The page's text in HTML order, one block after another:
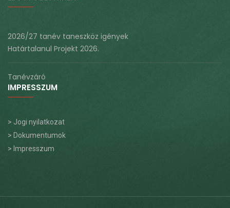
2026/27 tanév taneszköz igények
Határtalanul Projekt 2026.
Tanévzáró
IMPRESSZUM
> Jogi nyilatkozat
> Dokumentumok
> Impresszum